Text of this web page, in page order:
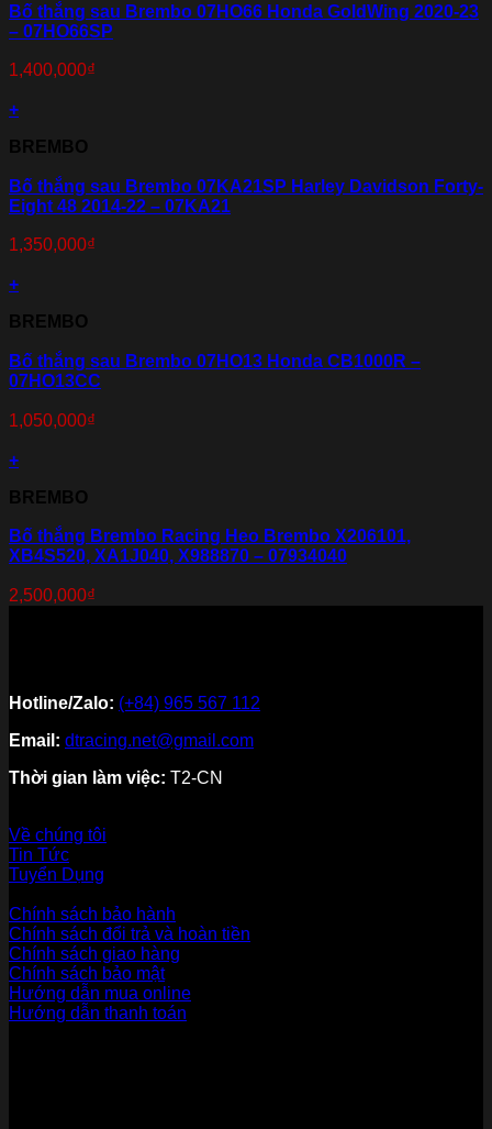
Bố thắng sau Brembo 07HO66 Honda GoldWing 2020-23
– 07HO66SP
1,400,000₫
+
BREMBO
Bố thắng sau Brembo 07KA21SP Harley Davidson Forty-
Eight 48 2014-22 – 07KA21
1,350,000₫
+
BREMBO
Bố thắng sau Brembo 07HO13 Honda CB1000R –
07HO13CC
1,050,000₫
+
BREMBO
Bố thắng Brembo Racing Heo Brembo X206101,
XB4S520, XA1J040, X988870 – 07934040
2,500,000₫
Hotline/Zalo: (+84) 965 567 112
Email: dtracing.net@gmail.com
Thời gian làm việc: T2-CN
Về chúng tôi
Tin Tức
Tuyển Dụng
Chính sách bảo hành
Chính sách đổi trả và hoàn tiền
Chính sách giao hàng
Chính sách bảo mật
Hướng dẫn mua online
Hướng dẫn thanh toán